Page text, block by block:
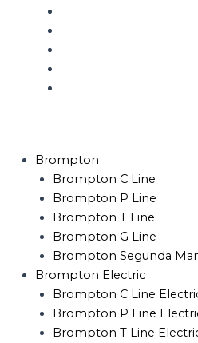
Brompton
Brompton C Line
Brompton P Line
Brompton T Line
Brompton G Line
Brompton Segunda
Brompton Electric
Brompton C Line
Brompton P Line
Brompton T Line